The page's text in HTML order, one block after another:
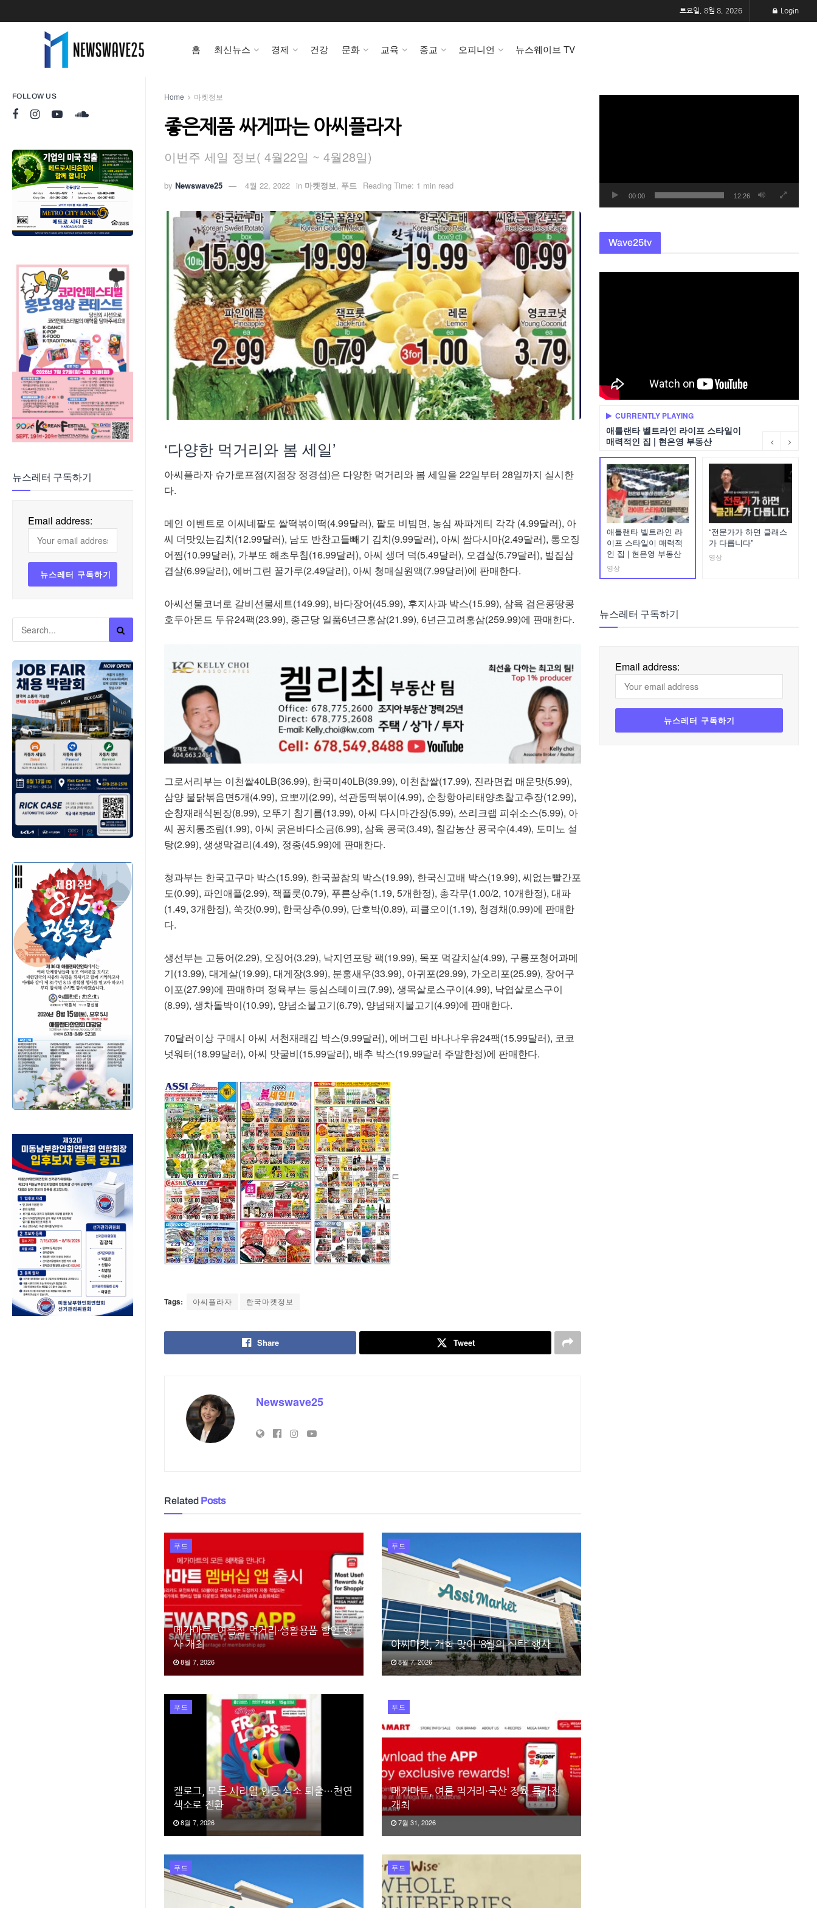
FOLLOW US
뉴스레터 구독하기
Email address:
토요일, 8월 8, 2026 Login
홈 최신뉴스 경제 건강 문화 교육 종교 오피니언 뉴스웨이브 TV
Home 마켓정보
좋은제품 싸게파는 아씨플라자
이번주 세일 정보( 4월22일 ~ 4월28일)
by Newswave25 4월 22, 2022 in 마켓정보, 푸드 Reading Time: 1 min read
‘다양한 먹거리와 봄 세일’
아씨플라자 슈가로프점(지점장 정경섭)은 다양한 먹거리와 봄 세일을 22일부터 28일까지 실시한
다.
메인 이벤트로 이씨네팔도 쌀떡볶이떡(4.99달러), 팔도 비빔면, 농심 짜파게티 각각 (4.99달러), 아
씨 더맛있는김치(12.99달러), 남도 반찬고들빼기 김치(9.99달러), 아씨 쌈다시마(2.49달러), 통오징
어찜(10.99달러), 가부또 해초무침(16.99달러), 아씨 생더 덕(5.49달러), 오겹살(5.79달러), 벌집삼
겹살(6.99달러), 에버그린 꿀가루(2.49달러), 아씨 청매실원액(7.99달러)에 판매한다.
아씨선물코너로 갈비선물세트(149.99), 바다장어(45.99), 후지사과 박스(15.99), 삼육 검은콩땅콩
호두아몬드 두유24팩(23.99), 종근당 일품6년근홍삼(21.99), 6년근고려홍삼(259.99)에 판매한다.
그로서리부는 이천쌀40LB(36.99), 한국미40LB(39.99), 이천찹쌀(17.99), 진라면컵 매운맛(5.99),
삼양 불닭볶음면5개(4.99), 요뽀끼(2.99), 석관동떡볶이(4.99), 순창항아리태양초찰고추장(12.99),
순창재래식된장(8.99), 오뚜기 참기름(13.99), 아씨 다시마간장(5.99), 쓰리크랩 피쉬소스(5.99), 아
씨 꽁치통조림(1.99), 아씨 굵은바다소금(6.99), 삼육 콩국(3.49), 칠갑농산 콩국수(4.49), 도미노 설
탕(2.99), 생생막걸리(4.49), 정종(45.99)에 판매한다.
청과부는 한국고구마 박스(15.99), 한국꿀참외 박스(19.99), 한국신고배 박스(19.99), 씨없는빨간포
도(0.99), 파인애플(2.99), 잭플룻(0.79), 푸른상추(1.19, 5개한정), 총각무(1.00/2, 10개한정), 대파
(1.49, 3개한정), 쑥갓(0.99), 한국상추(0.99), 단호박(0.89), 피클오이(1.19), 청경채(0.99)에 판매한
다.
생선부는 고등어(2.29), 오징어(3.29), 낙지연포탕 팩(19.99), 목포 먹갈치살(4.99), 구룡포청어과메
기(13.99), 대게살(19.99), 대게장(3.99), 분홍새우(33.99), 아귀포(29.99), 가오리포(25.99), 장어구
이포(27.99)에 판매하며 정육부는 등심스테이크(7.99), 생목살로스구이(4.99), 낙엽살로스구이
(8.99), 생차돌박이(10.99), 양념소불고기(6.79), 양념돼지불고기(4.99)에 판매한다.
70달러이상 구매시 아씨 서천재래김 박스(9.99달러), 에버그린 바나나우유24팩(15.99달러), 코코
넛워터(18.99달러), 아씨 맛굴비(15.99달러), 배추 박스(19.99달러 주말한정)에 판매한다.
ㄷ
Tags: 아씨플라자 한국마켓정보
Share Tweet
Newswave25
Related Posts
푸드
메가마트, 여름철 먹거리·생활용품 할인 행
사 개최
8월 7, 2026
푸드
아씨마켓, 개학 맞이 ‘8월의 식탁’ 행사
8월 7, 2026
푸드
켈로그, 모든 시리얼 인공 색소 퇴출…천연
색소로 전환
8월 7, 2026
푸드
메가마트, 여름 먹거리·국산 정육 특가전
개최
7월 31, 2026
푸드 푸드
00:00 12:26
Wave25tv
CURRENTLY PLAYING
애틀랜타 벨트라인 라이프 스타일이
매력적인 집 | 현은영 부동산
애틀랜타 벨트라인 라
이프 스타일이 매력적
인 집 | 현은영 부동산
영상
“전문가가 하면 클래스
가 다릅니다”
영상
뉴스레터 구독하기
Email address: